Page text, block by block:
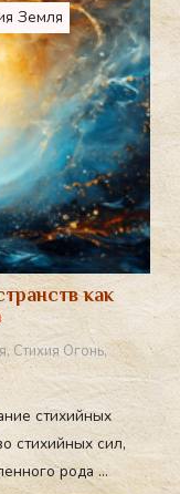
Земля
как
,Стихия Огонь,
стихийных
стихийных сил,
рода ...